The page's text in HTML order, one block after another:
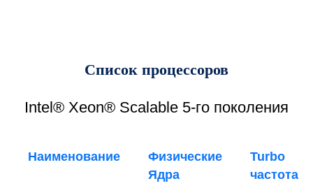
Список процессоров
Intel® Xeon® Scalable 5-го поколения
Наименование
Физические
Ядра
Turbo
частота